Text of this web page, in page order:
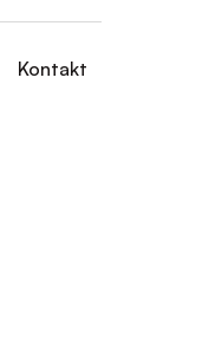
Kontakt